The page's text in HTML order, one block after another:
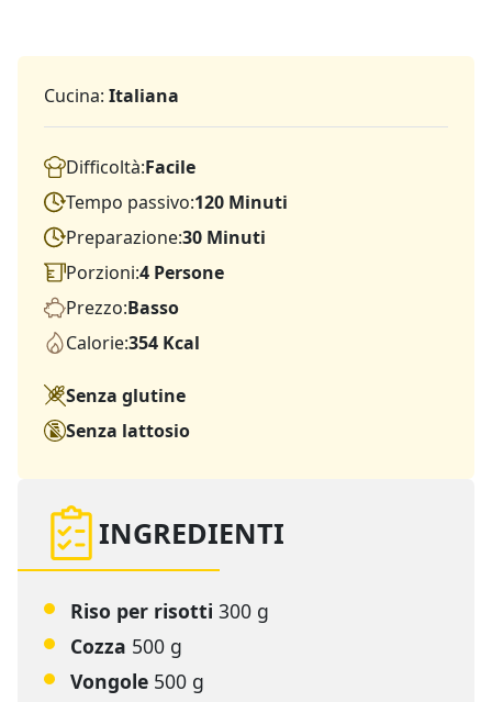
Cucina: Italiana
Difficoltà:Facile
Tempo passivo:120 Minuti
Preparazione:30 Minuti
Porzioni:4 Persone
Prezzo:Basso
Calorie:354 Kcal
Senza glutine
Senza lattosio
INGREDIENTI
Riso per risotti 300 g
Cozza 500 g
Vongole 500 g